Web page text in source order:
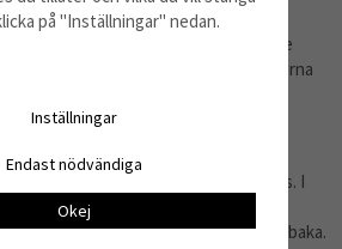
via e-post till
. Ange
felet så tydligt som möjligt. Bifoga gärna
eventuell skada,
eller annat som kan hjälpa oss att
du har fått instruktioner från oss. I
med hjälp av bilder eller
utan att varan behöver skickas tillbaka.
på "Inställningar" nedan.
Inställningar
Endast nödvändiga
Okej